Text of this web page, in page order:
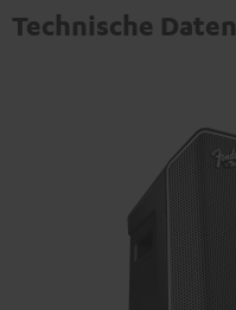
Technische Daten